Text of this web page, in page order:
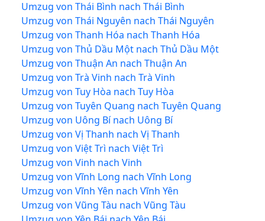
Umzug von Thái Bình nach Thái Bình
Umzug von Thái Nguyên nach Thái Nguyên
Umzug von Thanh Hóa nach Thanh Hóa
Umzug von Thủ Dầu Một nach Thủ Dầu Một
Umzug von Thuận An nach Thuận An
Umzug von Trà Vinh nach Trà Vinh
Umzug von Tuy Hòa nach Tuy Hòa
Umzug von Tuyên Quang nach Tuyên Quang
Umzug von Uông Bí nach Uông Bí
Umzug von Vị Thanh nach Vị Thanh
Umzug von Việt Trì nach Việt Trì
Umzug von Vinh nach Vinh
Umzug von Vĩnh Long nach Vĩnh Long
Umzug von Vĩnh Yên nach Vĩnh Yên
Umzug von Vũng Tàu nach Vũng Tàu